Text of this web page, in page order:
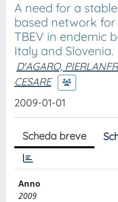
A need for a
based network
TBEV in endemic
Italy and Slovenia.
D'AGARO,
CESARE
2009-01-01
Scheda breve
Anno
2009